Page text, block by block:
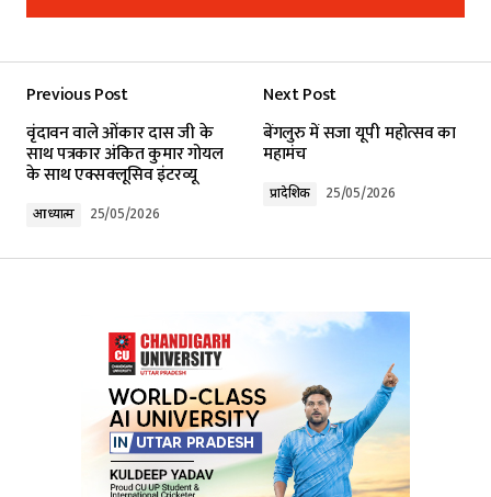
Add a comment
Required fields are marked*
Your Name*
Your E-mail*
Submit Comment
Previous Post
वृंदावन वाले ओंकार दास जी के
साथ पत्रकार अंकित कुमार गोयल
के साथ एक्सक्लूसिव इंटरव्यू
आध्यात्म 25/05/2026
Next Post
बेंगलुरु में सजा यूपी महोत्सव का
महामंच
प्रादेशिक 25/05/2026